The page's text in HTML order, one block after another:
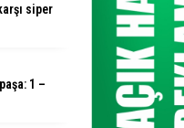
siper
1 –